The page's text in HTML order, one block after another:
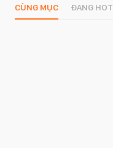
CÙNG MỤC ĐANG HOT